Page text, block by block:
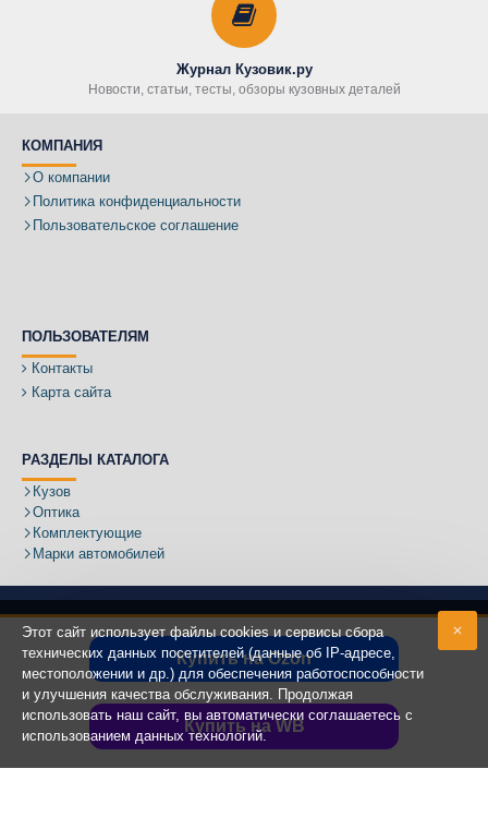
Купить на Ozon
Купить на WB
Журнал Кузовик.ру
Новости, статьи, тесты, обзоры кузовных деталей
КОМПАНИЯ
О компании
Политика конфиденциальности
Пользовательское соглашение
ПОЛЬЗОВАТЕЛЯМ
Контакты
Карта сайта
РАЗДЕЛЫ КАТАЛОГА
Кузов
Оптика
Комплектующие
Марки автомобилей
Адрес:
Copyright ©2020 - 2025КУЗОВИК.РУ
Этот сайт использует файлы cookies и сервисы сбора
технических данных посетителей (данные об IP-адресе,
местоположении и др.) для обеспечения работоспособности
и улучшения качества обслуживания. Продолжая
использовать наш сайт, вы автоматически соглашаетесь с
использованием данных технологий.